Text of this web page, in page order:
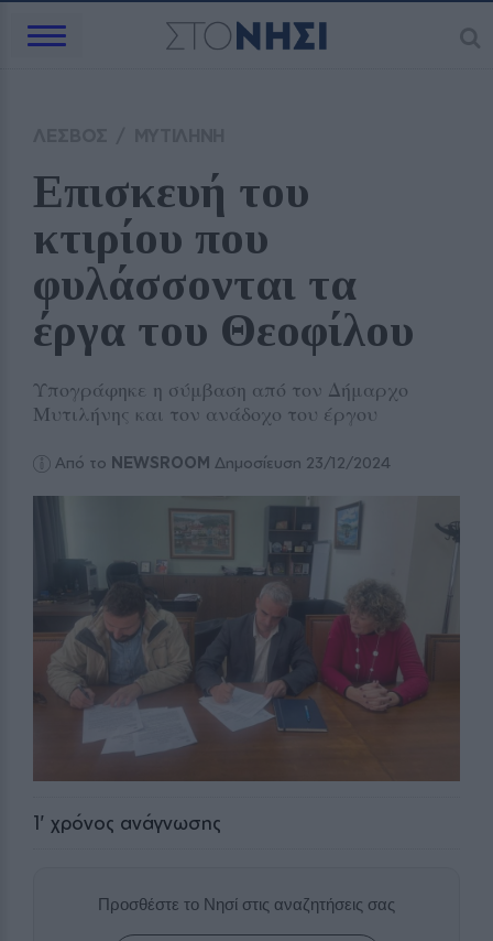
Επισκευή του
κτιρίου που
φυλάσσονται τα
έργα του Θεοφίλου
Υπογράφηκε η σύμβαση από τον Δήμαρχο
Μυτιλήνης και τον ανάδοχο του έργου
Από το NEWSROOM Δημοσίευση 23/12/2024
1' χρόνος ανάγνωσης
Προσθέστε το Νησί στις αναζητήσεις σας